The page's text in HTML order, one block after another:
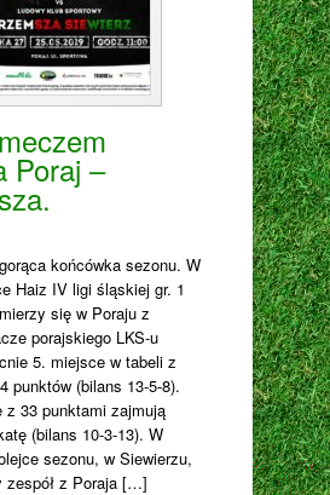
Poraj –
końcówka sezonu. W
Haiz IV ligi śląskiej gr. 1
się w Poraju z
porajskiego LKS-u
5. miejsce w tabeli z
punktów (bilans 13-5-8).
z 33 punktami zajmują
(bilans 10-3-13). W
sezonu, w Siewierzu,
zespół z Poraja […]